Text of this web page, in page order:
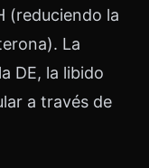
(reduciendo la
La
DE, la libido
a través de